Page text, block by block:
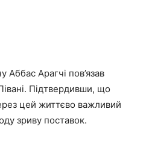
Аббас Арагчі пов’язав
Підтвердивши, що
цей життєво важливий
зриву поставок.